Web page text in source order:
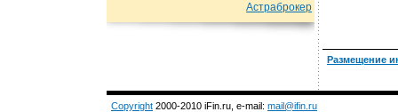
Астраброкер
Размещение
Copyright 2000-2010 iFin.ru, e-mail: mail@ifin.ru